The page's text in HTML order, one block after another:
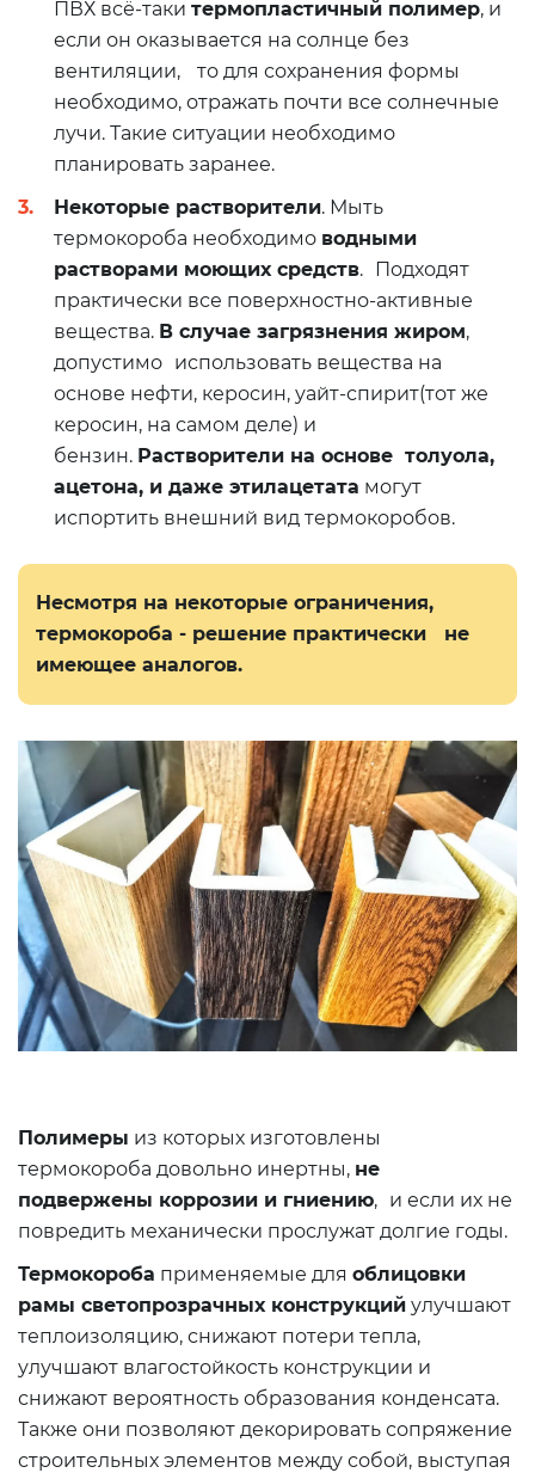
ПВХ всё-таки термопластичный полимер, и
если он оказывается на солнце без
вентиляции, то для сохранения формы
необходимо, отражать почти все солнечные
лучи. Такие ситуации необходимо
планировать заранее.
Некоторые растворители. Мыть
термокороба необходимо водными
растворами моющих средств. Подходят
практически все поверхностно-активные
вещества. В случае загрязнения жиром,
допустимо использовать вещества на
основе нефти, керосин, уайт-спирит(тот же
керосин, на самом деле) и
бензин. Растворители на основе толуола,
ацетона, и даже этилацетата могут
испортить внешний вид термокоробов.
Несмотря на некоторые ограничения,
термокороба - решение практически не
имеющее аналогов.
Полимеры из которых изготовлены
термокороба довольно инертны, не
подвержены коррозии и гниению, и если их не
повредить механически прослужат долгие годы.
Термокороба применяемые для облицовки
рамы светопрозрачных конструкций улучшают
теплоизоляцию, снижают потери тепла,
улучшают влагостойкость конструкции и
снижают вероятность образования конденсата.
Также они позволяют декорировать сопряжение
строительных элементов между собой, выступая